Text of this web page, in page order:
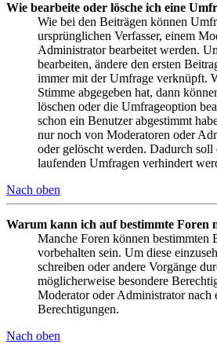
Wie bearbeite oder lösche ich eine
Wie bei den Beiträgen können
ursprünglichen Verfasser, einem
Administrator bearbeitet werden.
bearbeiten, ändere den ersten
immer mit der Umfrage verknüpft.
Stimme abgegeben hat, dann
löschen oder die Umfrageoption
schon ein Benutzer abgestimmt
nur noch von Moderatoren oder
oder gelöscht werden. Dadurch
laufenden Umfragen verhindert
Nach oben
Warum kann ich auf bestimmte Foren
Manche Foren können bestimmten
vorbehalten sein. Um diese
schreiben oder andere Vorgänge
möglicherweise besondere
Moderator oder Administrator nach
Berechtigungen.
Nach oben